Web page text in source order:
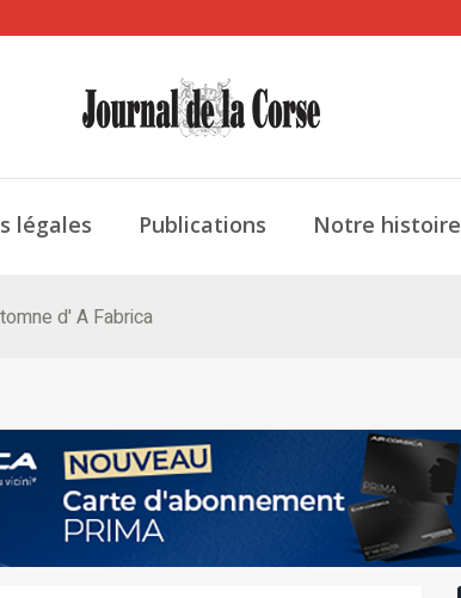
légales Publications Notre histoire
d' A Fabrica